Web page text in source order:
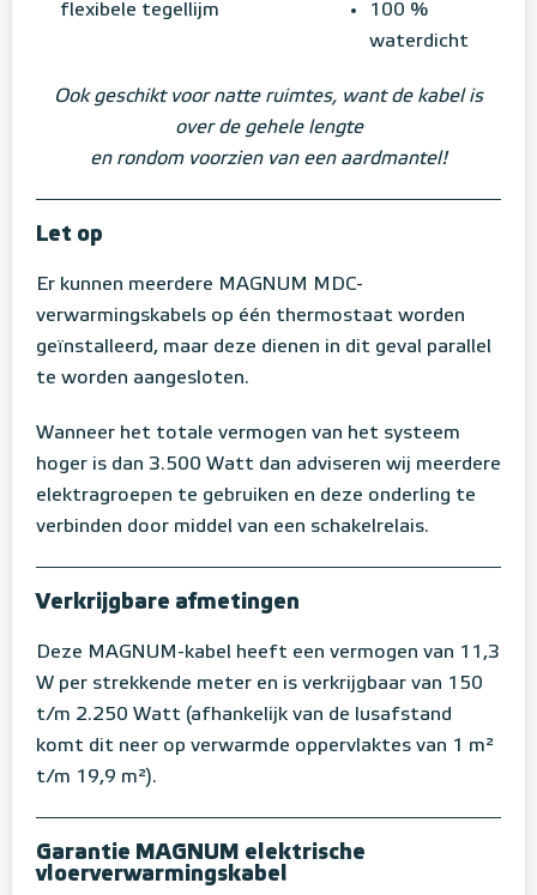
flexibele tegellijm
100 %
waterdicht
Ook geschikt voor natte ruimtes, want de kabel is
over de gehele lengte
en rondom voorzien van een aardmantel!
Let op
Er kunnen meerdere MAGNUM MDC-
verwarmingskabels op één thermostaat worden
geïnstalleerd, maar deze dienen in dit geval parallel
te worden aangesloten.
Wanneer het totale vermogen van het systeem
hoger is dan 3.500 Watt dan adviseren wij meerdere
elektragroepen te gebruiken en deze onderling te
verbinden door middel van een schakelrelais.
Verkrijgbare afmetingen
Deze MAGNUM-kabel heeft een vermogen van 11,3
W per strekkende meter en is verkrijgbaar van 150
t/m 2.250 Watt (afhankelijk van de lusafstand
komt dit neer op verwarmde oppervlaktes van 1 m²
t/m 19,9 m²).
Garantie MAGNUM elektrische
vloerverwarmingskabel